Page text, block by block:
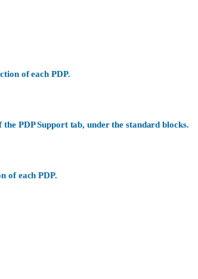
of each PDP.
PDP Support tab, under the standard blocks.
of each PDP.